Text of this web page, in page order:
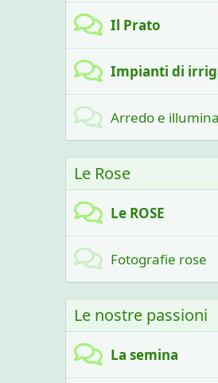
Il Prato
Impianti di
Arredo e
Le Rose
Le ROSE
Fotografie rose
Le nostre passioni
La semina